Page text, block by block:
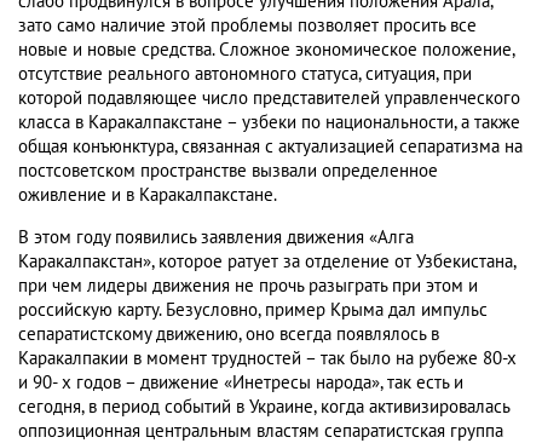
зато само наличие этой проблемы позволяет просить все
новые и новые средства. Сложное экономическое положение,
отсутствие реального автономного статуса, ситуация, при
которой подавляющее число представителей управленческого
класса в Каракалпакстане – узбеки по национальности, а также
общая конъюнктура, связанная с актуализацией сепаратизма на
постсоветском пространстве вызвали определенное
оживление и в Каракалпакстане.
В этом году появились заявления движения «Алга
Каракалпакстан», которое ратует за отделение от Узбекистана,
при чем лидеры движения не прочь разыграть при этом и
российскую карту. Безусловно, пример Крыма дал импульс
сепаратистскому движению, оно всегда появлялось в
Каракалпакии в момент трудностей – так было на рубеже 80-х
и 90- х годов – движение «Инетресы народа», так есть и
сегодня, в период событий в Украине, когда активизировалась
оппозиционная центральным властям сепаратистская группа